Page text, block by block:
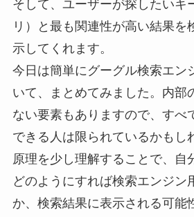
そして、ユーザーが探したいキ
リ）と最も関連性が高い結果を
示してくれます。
今日は簡単にグーグル検索エン
いて、まとめてみました。内部
ない要素もありますので、すべ
できる人は限られているかもし
原理を少し理解することで、自
どのようにすれば検索エンジン
か、検索結果に表示される可能